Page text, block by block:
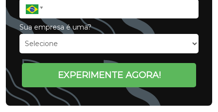
Sua empresa é uma?
EXPERIMENTE AGORA!